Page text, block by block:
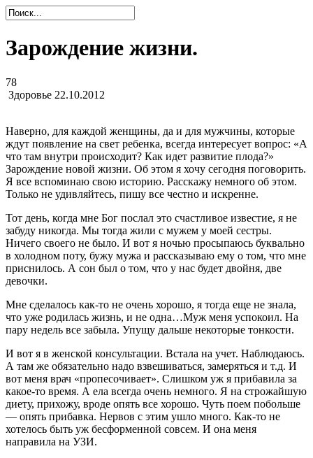
Зарождение жизни.
78
Здоровье 22.10.2012
Наверно, для каждой женщины, да и для мужчины, которые
ждут появление на свет ребенка, всегда интересует вопрос: «А
что там внутри происходит? Как идет развитие плода?»
Зарождение новой жизни. Об этом я хочу сегодня поговорить.
Я все вспоминаю свою историю. Расскажу немного об этом.
Только не удивляйтесь, пишу все честно и искренне.
Тот день, когда мне Бог послал это счастливое известие, я не
забуду никогда. Мы тогда жили с мужем у моей сестры.
Ничего своего не было. И вот я ночью просыпаюсь буквально
в холодном поту, бужу мужа и рассказываю ему о том, что мне
приснилось. А сон был о том, что у нас будет двойня, две
девочки.
Мне сделалось как-то не очень хорошо, я тогда еще не знала,
что уже родилась жизнь, и не одна…Муж меня успокоил. На
пару недель все забыла. Упущу дальше некоторые тонкости.
И вот я в женской консультации. Встала на учет. Наблюдаюсь.
А там же обязательно надо взвешиваться, замеряться и т.д. И
вот меня врач «пропесочивает». Слишком уж я прибавила за
какое-то время. А ела всегда очень немного. Я на строжайшую
диету, прихожу, вроде опять все хорошо. Чуть поем побольше
— опять прибавка. Нервов с этим ушло много. Как-то не
хотелось быть уж бесформенной совсем. И она меня
направила на УЗИ.